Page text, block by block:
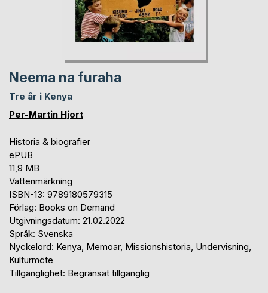
Neema na furaha
Tre år i Kenya
Per-Martin Hjort
Historia & biografier
ePUB
11,9 MB
Vattenmärkning
ISBN-13: 9789180579315
Förlag: Books on Demand
Utgivningsdatum: 21.02.2022
Språk: Svenska
Nyckelord: Kenya, Memoar, Missionshistoria, Undervisning,
Kulturmöte
Tillgänglighet: Begränsat tillgänglig